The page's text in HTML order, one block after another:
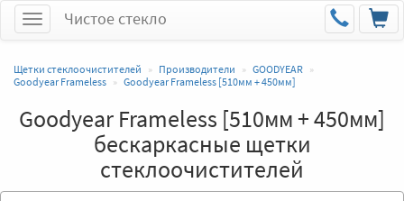
МенюЧистое стекло
Щетки стеклоочистителей Производители
GOODYEAR
Goodyear Frameless
Goodyear Frameless [510мм + 450мм]
Goodyear Frameless [510мм + 450мм]
бескаркасные щетки
стеклоочистителей